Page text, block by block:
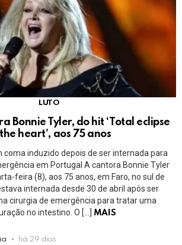
LUTO
Bonnie Tyler, do hit ‘Total eclipse
heart’, aos 75 anos
coma induzido depois de ser internada para
em Portugal A cantora Bonnie Tyler
feira (8), aos 75 anos, em Faro, no sul de
internada desde 30 de abril após ser
cirurgia de emergência para tratar uma
no intestino. O […]
MAIS
há 29 dias